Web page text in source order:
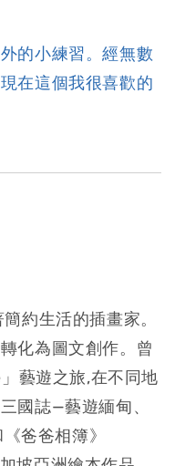
的小練習。經無數
在這個我很喜歡的
約生活的插畫家。
化為圖文創作。曾
藝遊之旅,在不同地
國誌—藝遊緬甸、
《爸爸相簿》